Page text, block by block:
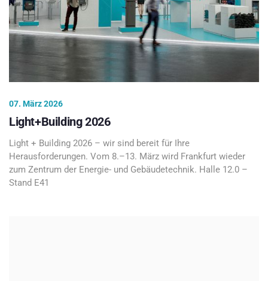
07. März 2026
Light+Building 2026
Light + Building 2026 – wir sind bereit für Ihre
Herausforderungen. Vom 8.–13. März wird Frankfurt wieder
zum Zentrum der Energie- und Gebäudetechnik. Halle 12.0 –
Stand E41